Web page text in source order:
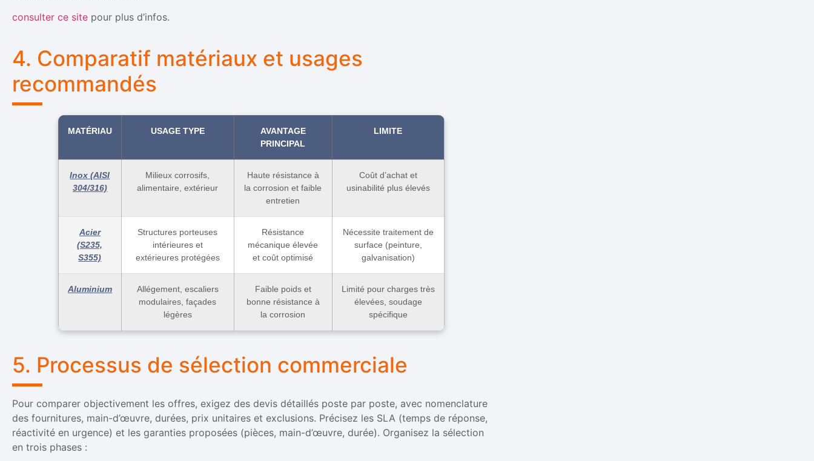
consulter ce site pour plus d’infos.
4. Comparatif matériaux et usages
recommandés
MATÉRIAU USAGE TYPE
AVANTAGE
PRINCIPAL
LIMITE
Inox (AISI
304/316)
Milieux corrosifs,
alimentaire, extérieur
Haute résistance à
la corrosion et faible
entretien
Coût d’achat et
usinabilité plus élevés
Acier
(S235,
S355)
Structures porteuses
intérieures et
extérieures protégées
Résistance
mécanique élevée
et coût optimisé
Nécessite traitement de
surface (peinture,
galvanisation)
Aluminium
Allégement, escaliers
modulaires, façades
légères
Faible poids et
bonne résistance à
la corrosion
Limité pour charges très
élevées, soudage
spécifique
5. Processus de sélection commerciale
Pour comparer objectivement les offres, exigez des devis détaillés poste par poste, avec nomenclature
des fournitures, main-d’œuvre, durées, prix unitaires et exclusions. Précisez les SLA (temps de réponse,
réactivité en urgence) et les garanties proposées (pièces, main-d’œuvre, durée). Organisez la sélection
en trois phases :